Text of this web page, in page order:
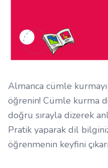
Almanca cümle
öğrenin! Cümle kurma
doğru sırayla dizerek
Pratik yaparak dil
öğrenmenin keyfini